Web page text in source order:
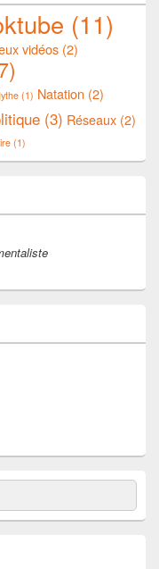
(11)
vidéos (2)
(1) Natation (2)
(3) Réseaux (2)
(1)